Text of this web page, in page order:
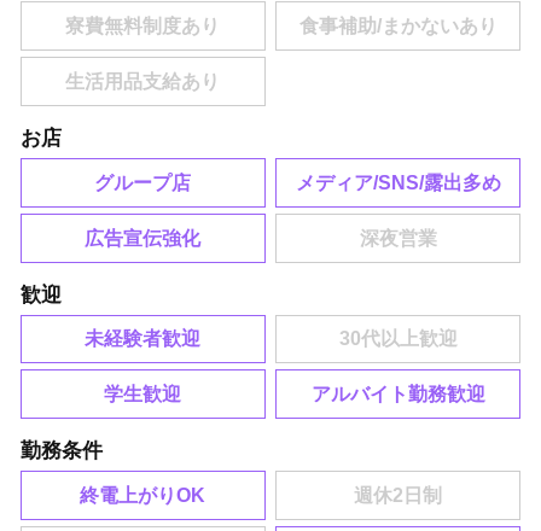
お店
グループ店 メディア/SNS/露出多め
広告宣伝強化
歓迎
未経験者歓迎
学生歓迎 アルバイト勤務歓迎
勤務条件
終電上がりOK